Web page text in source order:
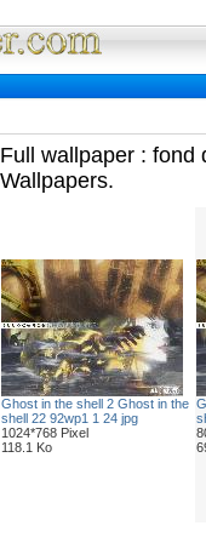
Full wallpaper : fond
Wallpapers.
Ghost in the shell 2 Ghost in the
shell 22 92wp1 1 24 jpg
1024*768 Pixel
118.1 Ko